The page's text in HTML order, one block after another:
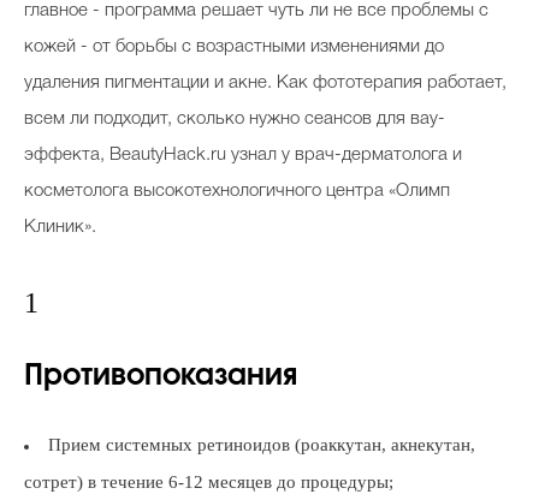
главное - программа решает чуть ли не все проблемы с
кожей - от борьбы с возрастными изменениями до
удаления пигментации и акне. Как фототерапия работает,
всем ли подходит, сколько нужно сеансов для вау-
эффекта, BeautyHack.ru узнал у врач-дерматолога и
косметолога высокотехнологичного центра «Олимп
Клиник».
1
Противопоказания
Прием системных ретиноидов (роаккутан, акнекутан,
сотрет) в течение 6-12 месяцев до процедуры;